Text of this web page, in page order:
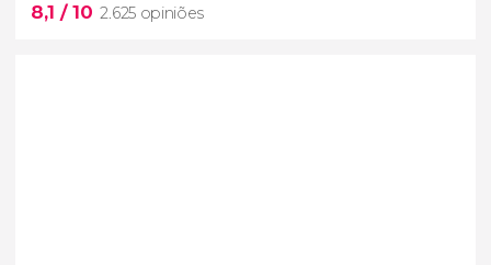
Lisa.
8,1 / 10 2.625 opiniões